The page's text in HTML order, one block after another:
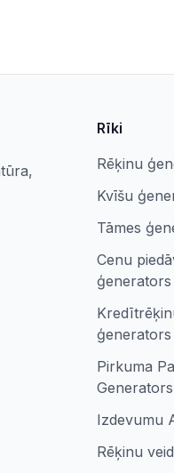
Rīki
Rēķinu
Kvīšu
Tāmes
Cenu
ģenerators
ģenerators
Pirkuma
Izdevumu
Rēķinu